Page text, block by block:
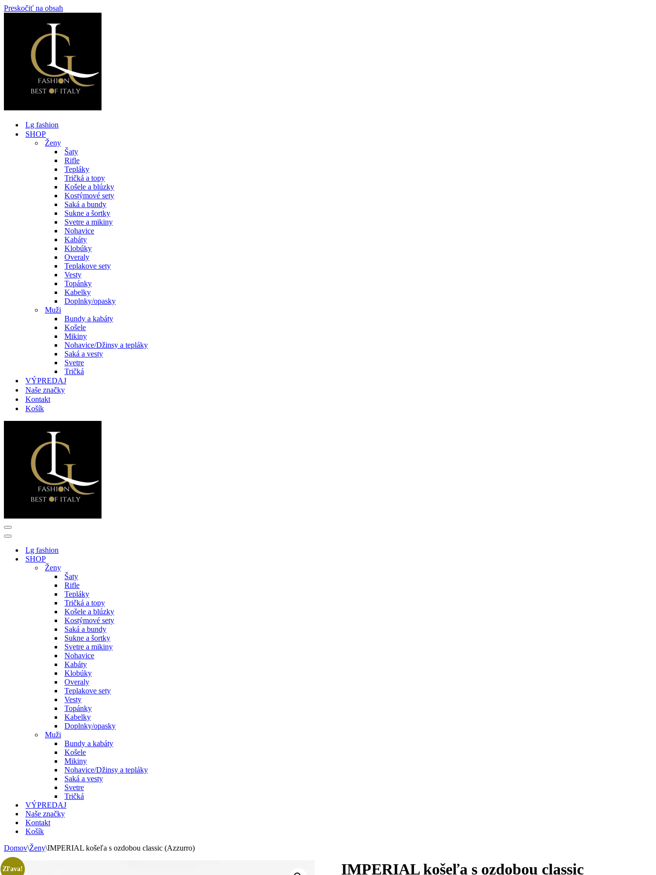
Preskočiť na obsah
Lg fashion
SHOP
Ženy
Šaty
Rifle
Tepláky
Tričká a topy
Košele a blúzky
Kostýmové sety
Saká a bundy
Sukne a šortky
Svetre a mikiny
Nohavice
Kabáty
Klobúky
Overaly
Teplakove sety
Vesty
Topánky
Kabelky
Doplnky/opasky
Muži
Bundy a kabáty
Košele
Mikiny
Nohavice/Džinsy a tepláky
Saká a vesty
Svetre
Tričká
VÝPREDAJ
Naše značky
Kontakt
Košík
Menu
navigácie
Menu
navigácieLg fashion
SHOP
Ženy
Šaty
Rifle
Tepláky
Tričká a topy
Košele a blúzky
Kostýmové sety
Saká a bundy
Sukne a šortky
Svetre a mikiny
Nohavice
Kabáty
Klobúky
Overaly
Teplakove sety
Vesty
Topánky
Kabelky
Doplnky/opasky
Muži
Bundy a kabáty
Košele
Mikiny
Nohavice/Džinsy a tepláky
Saká a vesty
Svetre
Tričká
VÝPREDAJ
Naše značky
Kontakt
Košík
Domov\Ženy\IMPERIAL košeľa s ozdobou classic (Azzurro)
Zľava!
IMPERIAL košeľa s ozdobou classic